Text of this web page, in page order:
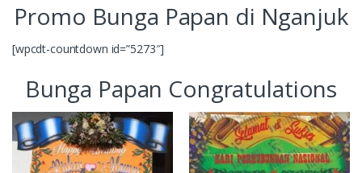
Promo Bunga Papan di Nganjuk
[wpcdt-countdown id=”5273″]
Bunga Papan Congratulations